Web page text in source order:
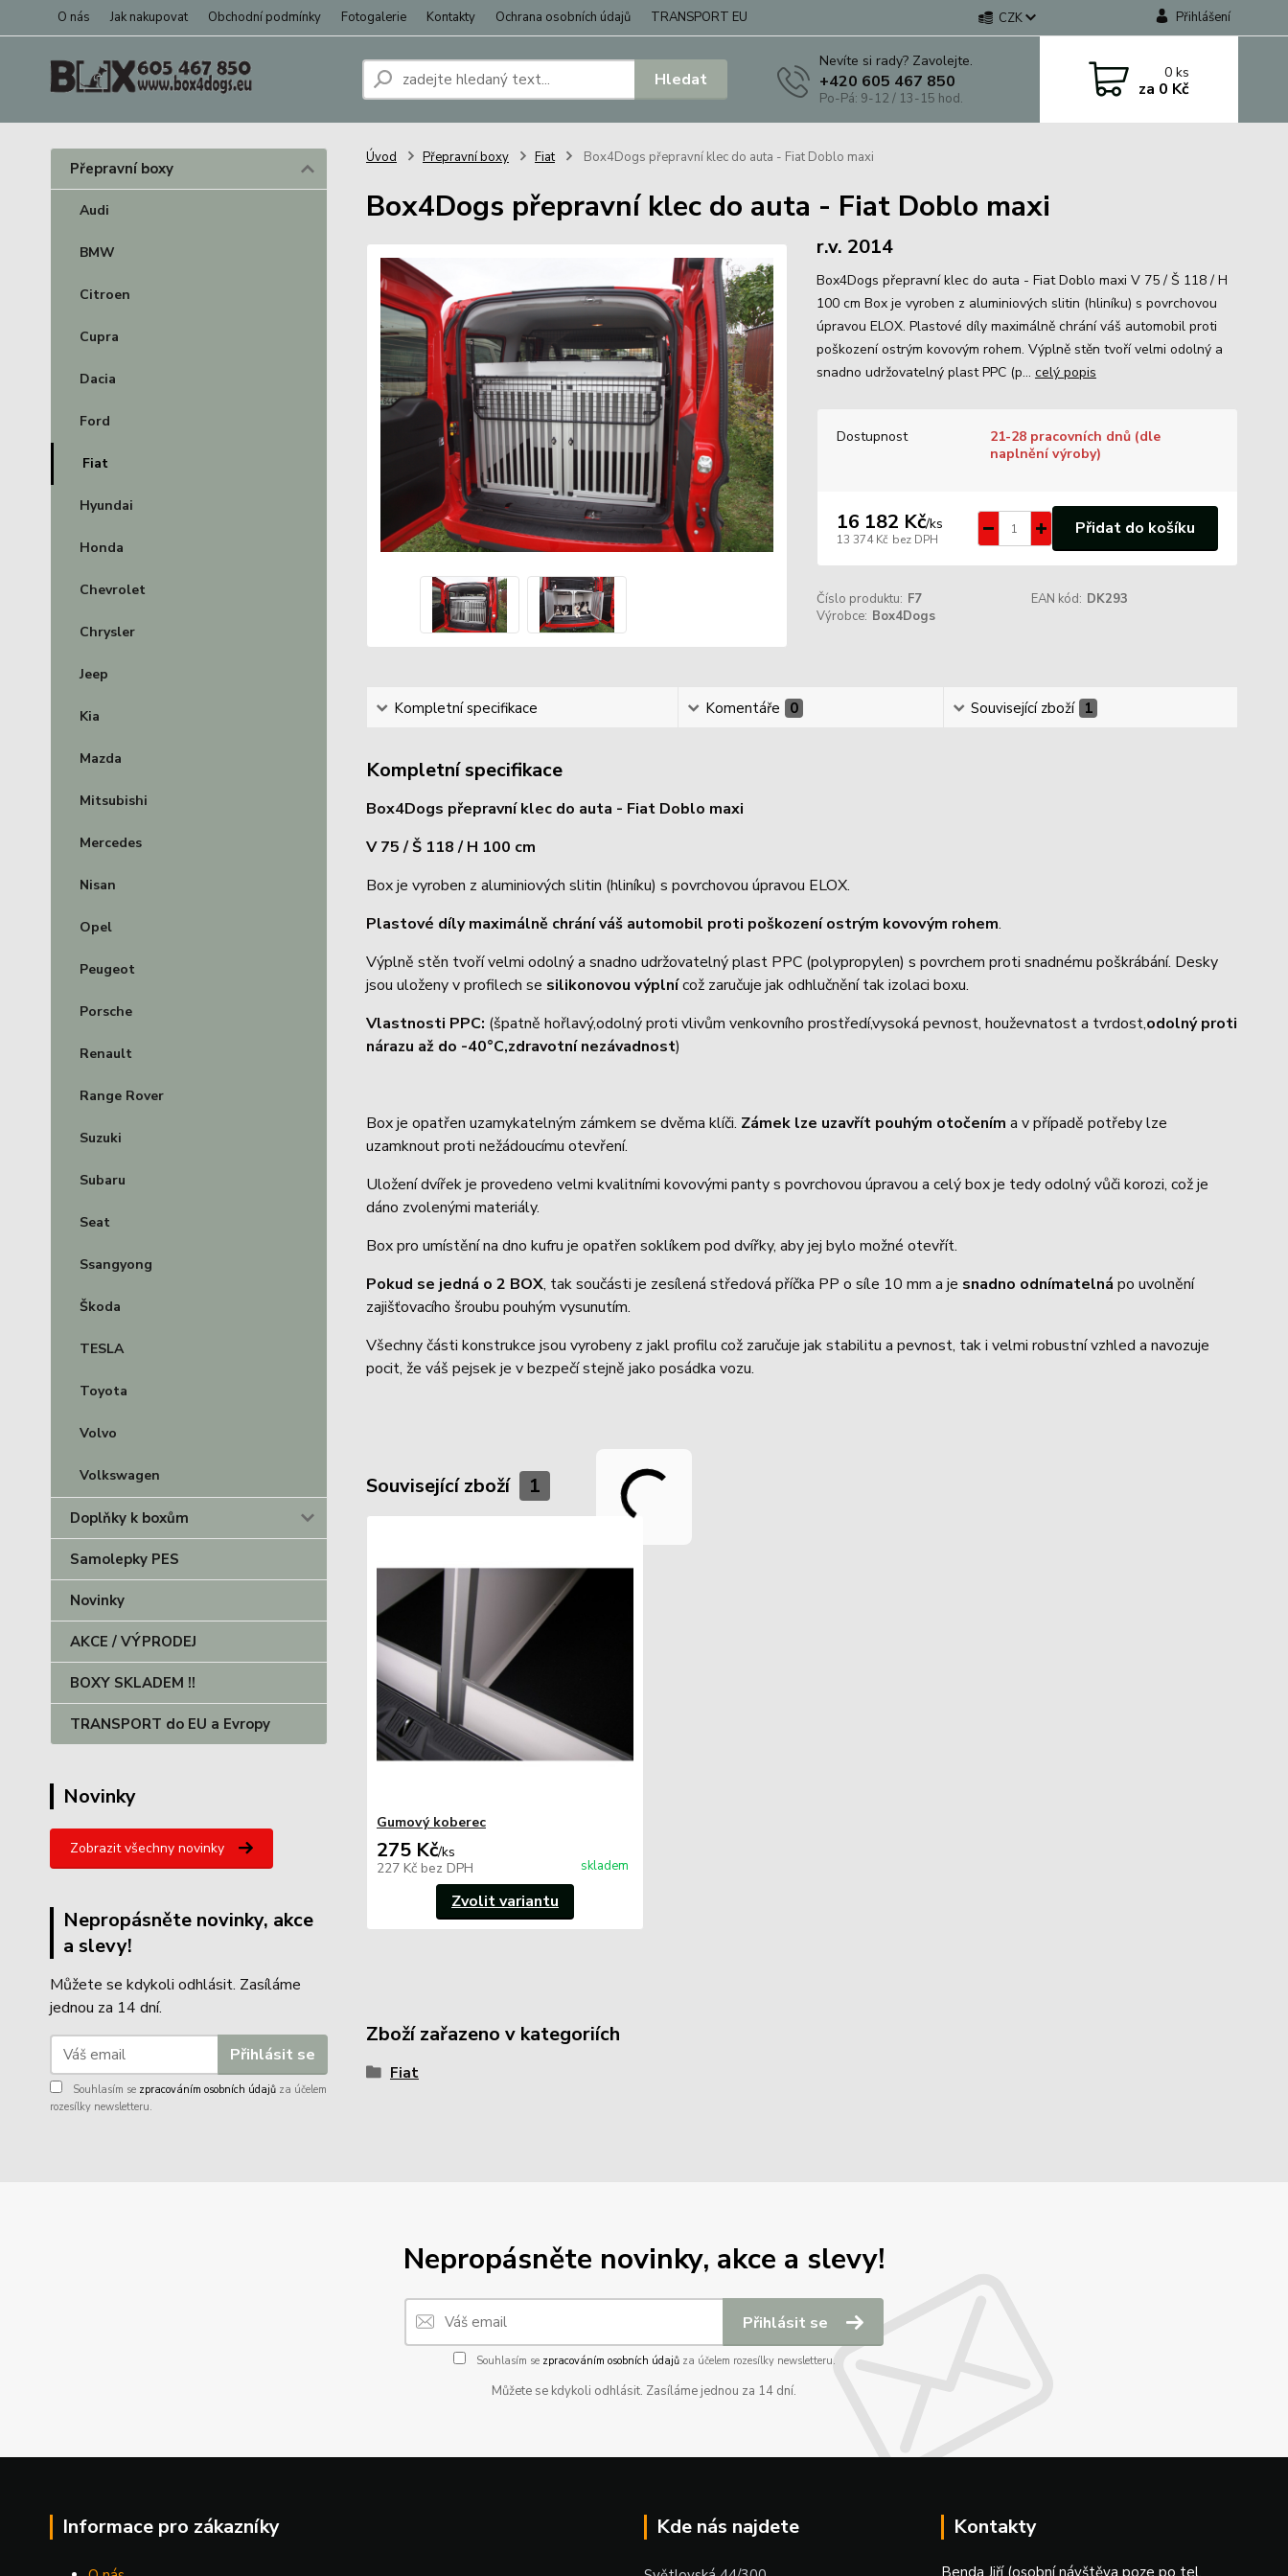
O nás Jak nakupovat Obchodní podmínky Fotogalerie Kontakty Ochrana osobních údajů TRANSPORT EU CZK Přihlášení
Hledat
Nevíte si rady? Zavolejte.
+420 605 467 850
Po-Pá: 9-12 / 13-15 hod.
0ks
za 0 Kč
Přepravní boxy
Audi
BMW
Citroen
Cupra
Dacia
Ford
Fiat
Hyundai
Honda
Chevrolet
Chrysler
Jeep
Kia
Mazda
Mitsubishi
Mercedes
Nisan
Opel
Peugeot
Porsche
Renault
Range Rover
Suzuki
Subaru
Seat
Ssangyong
Škoda
TESLA
Toyota
Volvo
Volkswagen
Doplňky k boxům
Samolepky PES
Novinky
AKCE / VÝPRODEJ
BOXY SKLADEM !!
TRANSPORT do EU a Evropy
Novinky
Zobrazit všechny novinky
Nepropásněte novinky, akce
a slevy!
Můžete se kdykoli odhlásit. Zasíláme
jednou za 14 dní.
Přihlásit se
Souhlasím se zpracováním osobních údajů za účelem
rozesílky newsletteru.
Úvod Přepravní boxy Fiat Box4Dogs přepravní klec do auta - Fiat Doblo maxi
Box4Dogs přepravní klec do auta - Fiat Doblo maxi
r.v. 2014
Box4Dogs přepravní klec do auta - Fiat Doblo maxi V 75 / Š 118 / H
100 cm Box je vyroben z aluminiových slitin (hliníku) s povrchovou
úpravou ELOX. Plastové díly maximálně chrání váš automobil proti
poškození ostrým kovovým rohem. Výplně stěn tvoří velmi odolný a
snadno udržovatelný plast PPC (p... celý popis
Dostupnost
21-28 pracovních dnů (dle
naplnění výroby)
16 182 Kč/ks
13 374 Kč bez DPH
Přidat do košíku
Číslo produktu: F7 EAN kód: DK293
Výrobce: Box4Dogs
Kompletní specifikace Komentáře 0 Související zboží 1
Kompletní specifikace
Box4Dogs přepravní klec do auta - Fiat Doblo maxi
V 75 / Š 118 / H 100 cm
Box je vyroben z aluminiových slitin (hliníku) s povrchovou úpravou ELOX.
Plastové díly maximálně chrání váš automobil proti poškození ostrým kovovým rohem.
Výplně stěn tvoří velmi odolný a snadno udržovatelný plast PPC (polypropylen) s povrchem proti snadnému poškrábání. Desky
jsou uloženy v profilech se silikonovou výplnícož zaručuje jak odhlučnění tak izolaci boxu.
Vlastnosti PPC: (špatně hořlavý,odolný proti vlivům venkovního prostředí,vysoká pevnost, houževnatost a tvrdost,odolný proti
nárazu až do -40°C,zdravotní nezávadnost)
Box je opatřen uzamykatelným zámkem se dvěma klíči. Zámek lze uzavřít pouhým otočením a v případě potřeby lze
uzamknout proti nežádoucímu otevření.
Uložení dvířek je provedeno velmi kvalitními kovovými panty s povrchovou úpravou a celý box je tedy odolný vůči korozi, což je
dáno zvolenými materiály.
Box pro umístění na dno kufru je opatřen soklíkem pod dvířky, aby jej bylo možné otevřít.
Pokud se jedná o 2 BOX, tak součásti je zesílená středová příčka PP o síle 10 mm a je snadno odnímatelná po uvolnění
zajišťovacího šroubu pouhým vysunutím.
Všechny části konstrukce jsou vyrobeny z jakl profilu což zaručuje jak stabilitu a pevnost, tak i velmi robustní vzhled a navozuje
pocit, že váš pejsek je v bezpečí stejně jako posádka vozu.
Související zboží 1
Gumový koberec
275 Kč/ks
227 Kč bez DPH skladem
Zvolit variantu
Zboží zařazeno v kategoriích
Fiat
Nepropásněte novinky, akce a slevy!
Přihlásit se
Souhlasím se zpracováním osobních údajůza účelem rozesílky newsletteru.
Můžete se kdykoli odhlásit. Zasíláme jednou za 14 dní.
Informace pro zákazníky Kde nás najdete Kontakty
Benda Jiří (osobní návštěva poze po tel.